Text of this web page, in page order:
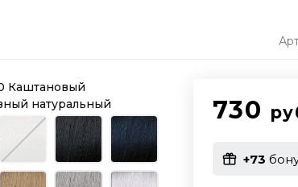
Каштановый
натуральный
730
+73